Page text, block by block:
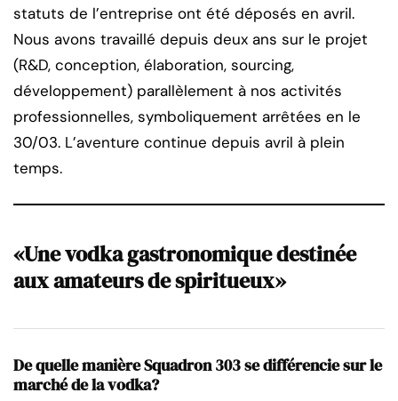
statuts de l’entreprise ont été déposés en avril.
Nous avons travaillé depuis deux ans sur le projet
(R&D, conception, élaboration, sourcing,
développement) parallèlement à nos activités
professionnelles, symboliquement arrêtées en le
30/03. L’aventure continue depuis avril à plein
temps.
«Une vodka gastronomique destinée
aux amateurs de spiritueux»
De quelle manière Squadron 303 se différencie sur le
marché de la vodka?